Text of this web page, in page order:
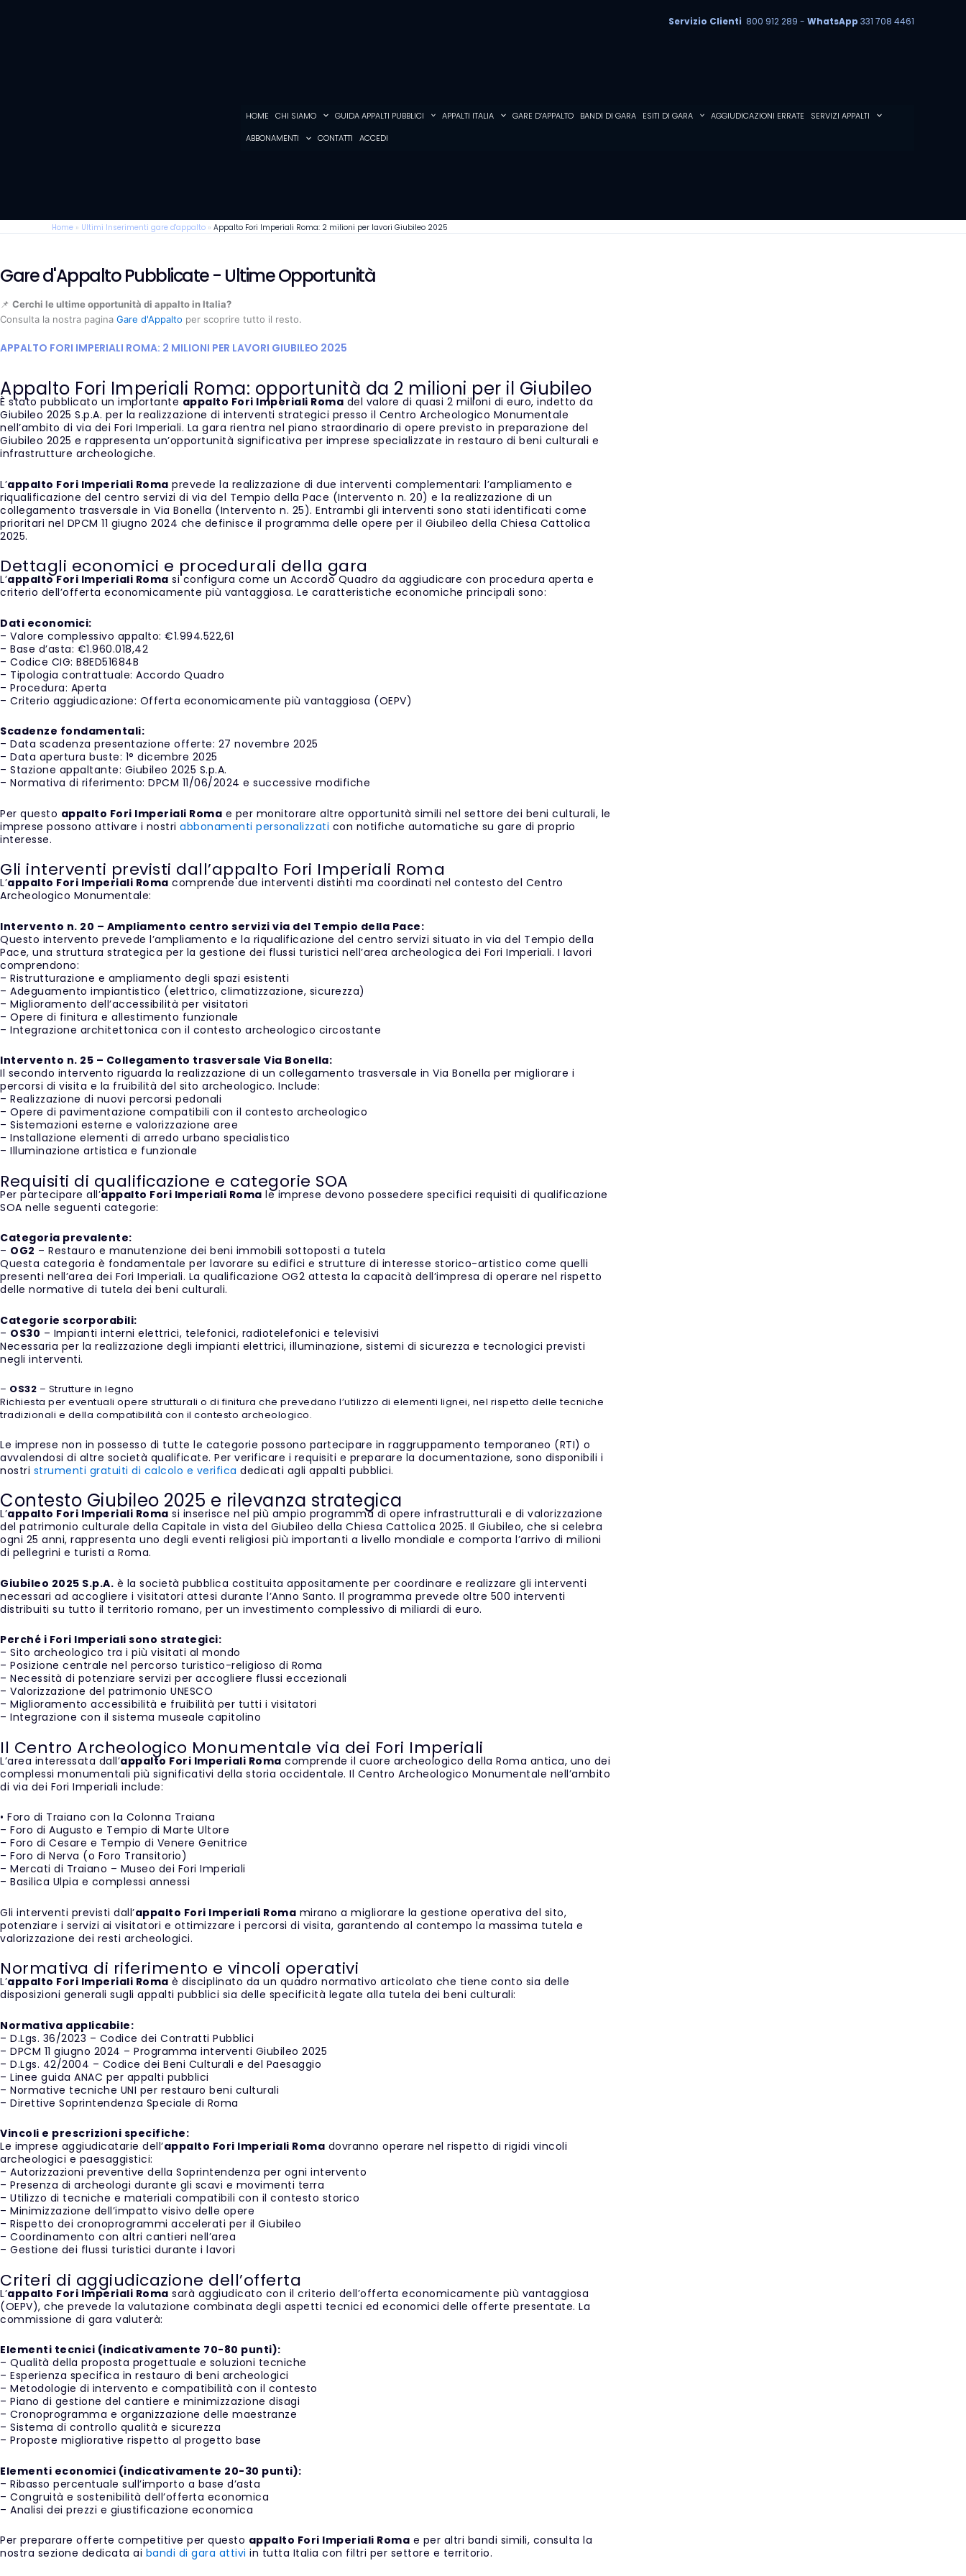
Servizio Clienti 800 912 289 - WhatsApp 331 708 4461
HOME CHI SIAMO GUIDA APPALTI PUBBLICI APPALTI ITALIA GARE D’APPALTO BANDI DI GARA ESITI DI GARA AGGIUDICAZIONI ERRATE
SERVIZI APPALTI
ABBONAMENTI
CONTATTI ACCEDI
Home » Ultimi Inserimenti gare d'appalto » Appalto Fori Imperiali Roma: 2 milioni per lavori Giubileo 2025
Gare d'Appalto Pubblicate - Ultime Opportunità
📌 Cerchi le ultime opportunità di appalto in Italia?
Consulta la nostra pagina Gare d'Appalto per scoprire tutto il resto.
APPALTO FORI IMPERIALI ROMA: 2 MILIONI PER LAVORI GIUBILEO 2025
Appalto Fori Imperiali Roma: opportunità da 2 milioni per il Giubileo
È stato pubblicato un importante appalto Fori Imperiali Roma del valore di quasi 2 milioni di euro, indetto da
Giubileo 2025 S.p.A. per la realizzazione di interventi strategici presso il Centro Archeologico Monumentale
nell’ambito di via dei Fori Imperiali. La gara rientra nel piano straordinario di opere previsto in preparazione del
Giubileo 2025 e rappresenta un’opportunità significativa per imprese specializzate in restauro di beni culturali e
infrastrutture archeologiche.
L’appalto Fori Imperiali Roma prevede la realizzazione di due interventi complementari: l’ampliamento e
riqualificazione del centro servizi di via del Tempio della Pace (Intervento n. 20) e la realizzazione di un
collegamento trasversale in Via Bonella (Intervento n. 25). Entrambi gli interventi sono stati identificati come
prioritari nel DPCM 11 giugno 2024 che definisce il programma delle opere per il Giubileo della Chiesa Cattolica
2025.
Dettagli economici e procedurali della gara
L’appalto Fori Imperiali Roma si configura come un Accordo Quadro da aggiudicare con procedura aperta e
criterio dell’offerta economicamente più vantaggiosa. Le caratteristiche economiche principali sono:
Dati economici:
– Valore complessivo appalto: €1.994.522,61
– Base d’asta: €1.960.018,42
– Codice CIG: B8ED51684B
– Tipologia contrattuale: Accordo Quadro
– Procedura: Aperta
– Criterio aggiudicazione: Offerta economicamente più vantaggiosa (OEPV)
Scadenze fondamentali:
– Data scadenza presentazione offerte: 27 novembre 2025
– Data apertura buste: 1° dicembre 2025
– Stazione appaltante: Giubileo 2025 S.p.A.
– Normativa di riferimento: DPCM 11/06/2024 e successive modifiche
Per questo appalto Fori Imperiali Roma e per monitorare altre opportunità simili nel settore dei beni culturali, le
imprese possono attivare i nostri abbonamenti personalizzati con notifiche automatiche su gare di proprio
interesse.
Gli interventi previsti dall’appalto Fori Imperiali Roma
L’appalto Fori Imperiali Roma comprende due interventi distinti ma coordinati nel contesto del Centro
Archeologico Monumentale:
Intervento n. 20 – Ampliamento centro servizi via del Tempio della Pace:
Questo intervento prevede l’ampliamento e la riqualificazione del centro servizi situato in via del Tempio della
Pace, una struttura strategica per la gestione dei flussi turistici nell’area archeologica dei Fori Imperiali. I lavori
comprendono:
– Ristrutturazione e ampliamento degli spazi esistenti
– Adeguamento impiantistico (elettrico, climatizzazione, sicurezza)
– Miglioramento dell’accessibilità per visitatori
– Opere di finitura e allestimento funzionale
– Integrazione architettonica con il contesto archeologico circostante
Intervento n. 25 – Collegamento trasversale Via Bonella:
Il secondo intervento riguarda la realizzazione di un collegamento trasversale in Via Bonella per migliorare i
percorsi di visita e la fruibilità del sito archeologico. Include:
– Realizzazione di nuovi percorsi pedonali
– Opere di pavimentazione compatibili con il contesto archeologico
– Sistemazioni esterne e valorizzazione aree
– Installazione elementi di arredo urbano specialistico
– Illuminazione artistica e funzionale
Requisiti di qualificazione e categorie SOA
Per partecipare all’appalto Fori Imperiali Roma le imprese devono possedere specifici requisiti di qualificazione
SOA nelle seguenti categorie:
Categoria prevalente:
– OG2 – Restauro e manutenzione dei beni immobili sottoposti a tutela
Questa categoria è fondamentale per lavorare su edifici e strutture di interesse storico-artistico come quelli
presenti nell’area dei Fori Imperiali. La qualificazione OG2 attesta la capacità dell’impresa di operare nel rispetto
delle normative di tutela dei beni culturali.
Categorie scorporabili:
– OS30 – Impianti interni elettrici, telefonici, radiotelefonici e televisivi
Necessaria per la realizzazione degli impianti elettrici, illuminazione, sistemi di sicurezza e tecnologici previsti
negli interventi.
– OS32 – Strutture in legno
Richiesta per eventuali opere strutturali o di finitura che prevedano l’utilizzo di elementi lignei, nel rispetto delle tecniche
tradizionali e della compatibilità con il contesto archeologico.
Le imprese non in possesso di tutte le categorie possono partecipare in raggruppamento temporaneo (RTI) o
avvalendosi di altre società qualificate. Per verificare i requisiti e preparare la documentazione, sono disponibili i
nostri strumenti gratuiti di calcolo e verifica dedicati agli appalti pubblici.
Contesto Giubileo 2025 e rilevanza strategica
L’appalto Fori Imperiali Roma si inserisce nel più ampio programma di opere infrastrutturali e di valorizzazione
del patrimonio culturale della Capitale in vista del Giubileo della Chiesa Cattolica 2025. Il Giubileo, che si celebra
ogni 25 anni, rappresenta uno degli eventi religiosi più importanti a livello mondiale e comporta l’arrivo di milioni
di pellegrini e turisti a Roma.
Giubileo 2025 S.p.A. è la società pubblica costituita appositamente per coordinare e realizzare gli interventi
necessari ad accogliere i visitatori attesi durante l’Anno Santo. Il programma prevede oltre 500 interventi
distribuiti su tutto il territorio romano, per un investimento complessivo di miliardi di euro.
Perché i Fori Imperiali sono strategici:
– Sito archeologico tra i più visitati al mondo
– Posizione centrale nel percorso turistico-religioso di Roma
– Necessità di potenziare servizi per accogliere flussi eccezionali
– Valorizzazione del patrimonio UNESCO
– Miglioramento accessibilità e fruibilità per tutti i visitatori
– Integrazione con il sistema museale capitolino
Il Centro Archeologico Monumentale via dei Fori Imperiali
L’area interessata dall’appalto Fori Imperiali Roma comprende il cuore archeologico della Roma antica, uno dei
complessi monumentali più significativi della storia occidentale. Il Centro Archeologico Monumentale nell’ambito
di via dei Fori Imperiali include:
• Foro di Traiano con la Colonna Traiana
– Foro di Augusto e Tempio di Marte Ultore
– Foro di Cesare e Tempio di Venere Genitrice
– Foro di Nerva (o Foro Transitorio)
– Mercati di Traiano – Museo dei Fori Imperiali
– Basilica Ulpia e complessi annessi
Gli interventi previsti dall’appalto Fori Imperiali Roma mirano a migliorare la gestione operativa del sito,
potenziare i servizi ai visitatori e ottimizzare i percorsi di visita, garantendo al contempo la massima tutela e
valorizzazione dei resti archeologici.
Normativa di riferimento e vincoli operativi
L’appalto Fori Imperiali Roma è disciplinato da un quadro normativo articolato che tiene conto sia delle
disposizioni generali sugli appalti pubblici sia delle specificità legate alla tutela dei beni culturali:
Normativa applicabile:
– D.Lgs. 36/2023 – Codice dei Contratti Pubblici
– DPCM 11 giugno 2024 – Programma interventi Giubileo 2025
– D.Lgs. 42/2004 – Codice dei Beni Culturali e del Paesaggio
– Linee guida ANAC per appalti pubblici
– Normative tecniche UNI per restauro beni culturali
– Direttive Soprintendenza Speciale di Roma
Vincoli e prescrizioni specifiche:
Le imprese aggiudicatarie dell’appalto Fori Imperiali Roma dovranno operare nel rispetto di rigidi vincoli
archeologici e paesaggistici:
– Autorizzazioni preventive della Soprintendenza per ogni intervento
– Presenza di archeologi durante gli scavi e movimenti terra
– Utilizzo di tecniche e materiali compatibili con il contesto storico
– Minimizzazione dell’impatto visivo delle opere
– Rispetto dei cronoprogrammi accelerati per il Giubileo
– Coordinamento con altri cantieri nell’area
– Gestione dei flussi turistici durante i lavori
Criteri di aggiudicazione dell’offerta
L’appalto Fori Imperiali Roma sarà aggiudicato con il criterio dell’offerta economicamente più vantaggiosa
(OEPV), che prevede la valutazione combinata degli aspetti tecnici ed economici delle offerte presentate. La
commissione di gara valuterà:
Elementi tecnici (indicativamente 70-80 punti):
– Qualità della proposta progettuale e soluzioni tecniche
– Esperienza specifica in restauro di beni archeologici
– Metodologie di intervento e compatibilità con il contesto
– Piano di gestione del cantiere e minimizzazione disagi
– Cronoprogramma e organizzazione delle maestranze
– Sistema di controllo qualità e sicurezza
– Proposte migliorative rispetto al progetto base
Elementi economici (indicativamente 20-30 punti):
– Ribasso percentuale sull’importo a base d’asta
– Congruità e sostenibilità dell’offerta economica
– Analisi dei prezzi e giustificazione economica
Per preparare offerte competitive per questo appalto Fori Imperiali Roma e per altri bandi simili, consulta la
nostra sezione dedicata ai bandi di gara attivi in tutta Italia con filtri per settore e territorio.